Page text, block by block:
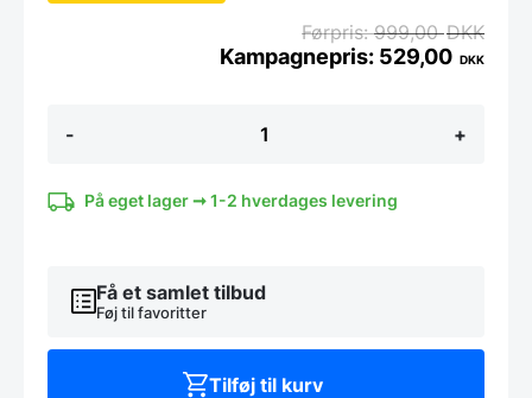
-
fra
North
+
999,00DKK
529,00 DKK
På eget lager ➞ 1-2 hverdages levering
Få et samlet tilbud
Føj til favoritter
Tilføj til kurv